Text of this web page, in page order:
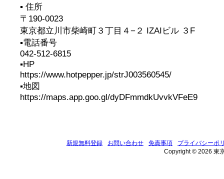
▪️ 住所
〒190-0023
東京都立川市柴崎町３丁目４−２ IZAIビル ３F
▪️電話番号
042-512-6815
▪️HP
https://www.hotpepper.jp/strJ003560545/
▪️地図
https://maps.app.goo.gl/dyDFmmdkUvvkVFeE9
新規無料登録 お問い合わせ 免責事項
プライバシーポ
Copyright © 2026 東